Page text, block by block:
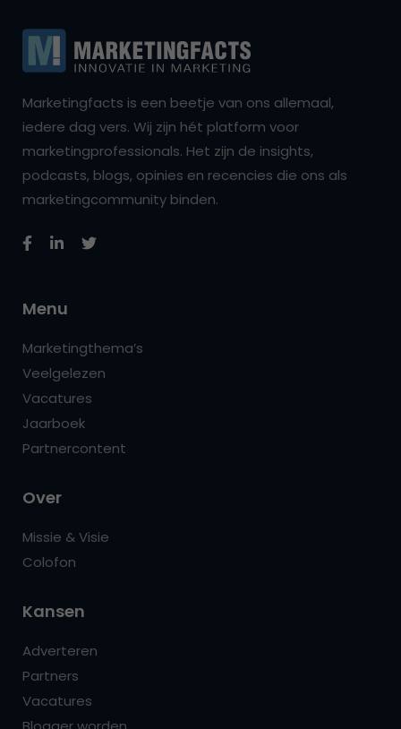
Marketingfacts is een beetje van ons allemaal,
iedere dag vers. Wij zijn hét platform voor
marketingprofessionals. Het zijn de insights,
podcasts, blogs, opinies en recencies die ons als
marketingcommunity binden.
Menu
Marketingthema’s
Veelgelezen
Vacatures
Jaarboek
Partnercontent
Over
Missie & Visie
Colofon
Kansen
Adverteren
Partners
Vacatures